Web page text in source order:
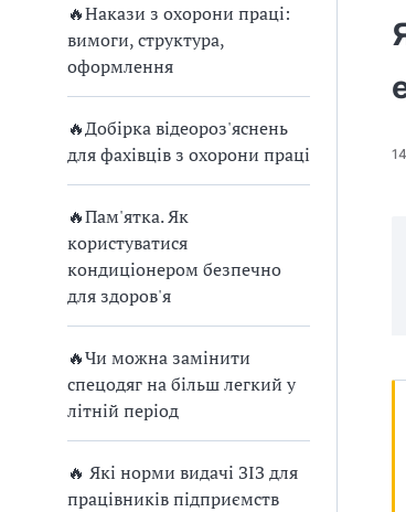
🔥Накази з охорони праці:
вимоги, структура,
оформлення
🔥Добірка відеороз'яснень
для фахівців з охорони праці
🔥Пам'ятка. Як
користуватися
кондиціонером безпечно
для здоров'я
🔥Чи можна замінити
спецодяг на більш легкий у
літній період
🔥 Які норми видачі ЗІЗ для
працівників підприємств